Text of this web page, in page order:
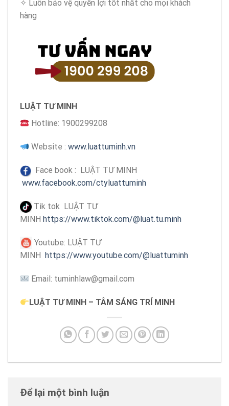
✧ Luôn bảo vệ quyền lợi tốt nhất cho mọi khách
hàng
LUẬT TƯ MINH
Hotline: 1900299208
Website :www.luattuminh.vn
Face book : LUẬT TƯ MINH
www.facebook.com/ctyluattuminh
Tik tok LUẬT TƯ
MINH https://www.tiktok.com/@luat.tu.minh
Youtube: LUẬT TƯ
MINH
https://www.youtube.com/@luattuminh
Email: tuminhlaw@gmail.com
LUẬT TƯ MINH – TÂM SÁNG TRÍ MINH
Để lại một bình luận